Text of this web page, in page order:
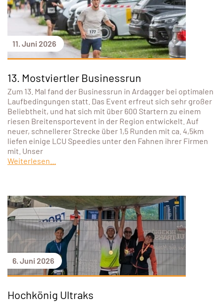
11. Juni 2026
13. Mostviertler Businessrun
Zum 13. Mal fand der Businessrun in Ardagger bei optimalen
Laufbedingungen statt. Das Event erfreut sich sehr großer
Beliebtheit, und hat sich mit über 600 Startern zu einem
riesen Breitensportevent in der Region entwickelt. Auf
neuer, schnellerer Strecke über 1,5 Runden mit ca. 4,5km
liefen einige LCU Speedies unter den Fahnen ihrer Firmen
mit. Unser
Weiterlesen...
6. Juni 2026
Hochkönig Ultraks